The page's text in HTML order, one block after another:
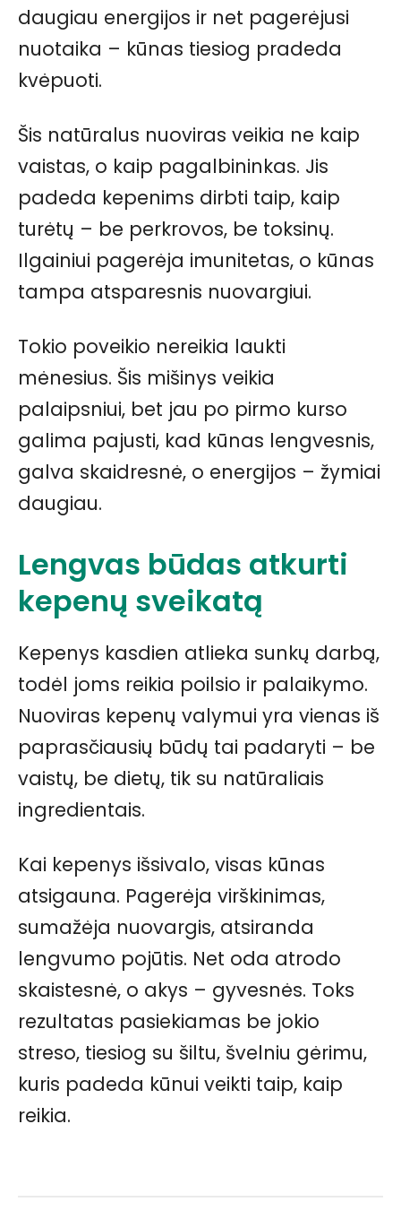
daugiau energijos ir net pagerėjusi
nuotaika – kūnas tiesiog pradeda
kvėpuoti.
Šis natūralus nuoviras veikia ne kaip
vaistas, o kaip pagalbininkas. Jis
padeda kepenims dirbti taip, kaip
turėtų – be perkrovos, be toksinų.
Ilgainiui pagerėja imunitetas, o kūnas
tampa atsparesnis nuovargiui.
Tokio poveikio nereikia laukti
mėnesius. Šis mišinys veikia
palaipsniui, bet jau po pirmo kurso
galima pajusti, kad kūnas lengvesnis,
galva skaidresnė, o energijos – žymiai
daugiau.
Lengvas būdas atkurti
kepenų sveikatą
Kepenys kasdien atlieka sunkų darbą,
todėl joms reikia poilsio ir palaikymo.
Nuoviras kepenų valymui yra vienas iš
paprasčiausių būdų tai padaryti – be
vaistų, be dietų, tik su natūraliais
ingredientais.
Kai kepenys išsivalo, visas kūnas
atsigauna. Pagerėja virškinimas,
sumažėja nuovargis, atsiranda
lengvumo pojūtis. Net oda atrodo
skaistesnė, o akys – gyvesnės. Toks
rezultatas pasiekiamas be jokio
streso, tiesiog su šiltu, švelniu gėrimu,
kuris padeda kūnui veikti taip, kaip
reikia.